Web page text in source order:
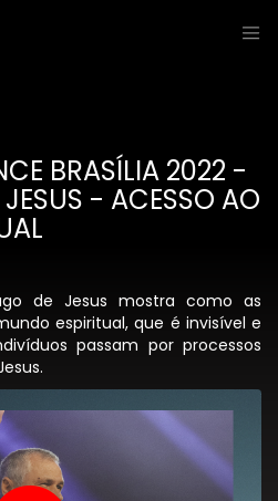
BRASÍLIA 2022 -
- ACESSO AO
de Jesus mostra como as
espiritual, que é invisível e
passam por processos